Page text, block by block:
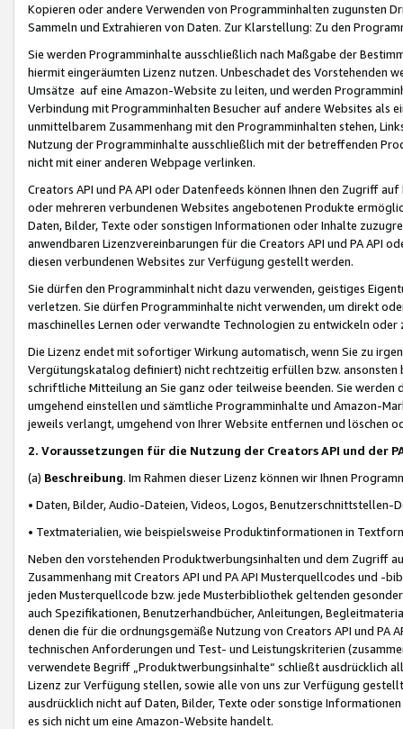
Kopieren oder andere Verwenden von Programminhalten zugunsten
Sammeln und Extrahieren von Daten. Zur Klarstellung: Zu den
Sie werden Programminhalte ausschließlich nach Maßgabe der
hiermit eingeräumten Lizenz nutzen. Unbeschadet des Vorstehenden
Umsätze auf eine Amazon-Website zu leiten, und werden
Verbindung mit Programminhalten Besucher auf andere Websites als
unmittelbarem Zusammenhang mit den Programminhalten stehen,
Nutzung der Programminhalte ausschließlich mit der betreffenden
nicht mit einer anderen Webpage verlinken.
Creators API und PA API oder Datenfeeds können Ihnen den Zugriff
oder mehreren verbundenen Websites angebotenen Produkte
Daten, Bilder, Texte oder sonstigen Informationen oder Inhalte
anwendbaren Lizenzvereinbarungen für die Creators API und PA API
diesen verbundenen Websites zur Verfügung gestellt werden.
Sie dürfen den Programminhalt nicht dazu verwenden, geistiges
verletzen. Sie dürfen Programminhalte nicht verwenden, um direkt
maschinelles Lernen oder verwandte Technologien zu entwickeln
Die Lizenz endet mit sofortiger Wirkung automatisch, wenn Sie zu
Vergütungskatalog definiert) nicht rechtzeitig erfüllen bzw. ansonsten
schriftliche Mitteilung an Sie ganz oder teilweise beenden. Sie werden
umgehend einstellen und sämtliche Programminhalte und Amazon-
jeweils verlangt, umgehend von Ihrer Website entfernen und löschen
2. Voraussetzungen für die Nutzung der Creators API und der
(a) Beschreibung. Im Rahmen dieser Lizenz können wir Ihnen
• Daten, Bilder, Audio-Dateien, Videos, Logos, Benutzerschnittstellen-
• Textmaterialien, wie beispielsweise Produktinformationen in
Neben den vorstehenden Produktwerbungsinhalten und dem Zugriff
Zusammenhang mit Creators API und PA API Musterquellcodes und
jeden Musterquellcode bzw. jede Musterbibliothek geltenden
auch Spezifikationen, Benutzerhandbücher, Anleitungen,
denen die für die ordnungsgemäße Nutzung von Creators API und PA
technischen Anforderungen und Test- und Leistungskriterien
verwendete Begriff „Produktwerbungsinhalte“ schließt ausdrücklich
Lizenz zur Verfügung stellen, sowie alle von uns zur Verfügung
ausdrücklich nicht auf Daten, Bilder, Texte oder sonstige
es sich nicht um eine Amazon-Website handelt.